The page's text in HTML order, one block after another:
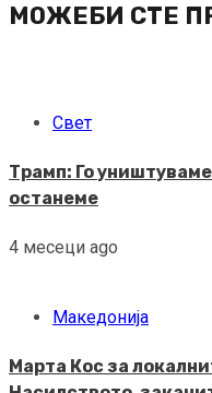
МОЖЕБИ СТЕ
Свет
Трамп: Го
останеме
4 месеци ago
Македонија
Марта Кос за